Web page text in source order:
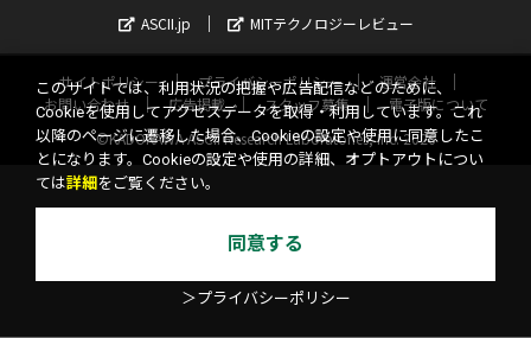
ASCII.jp
MITテクノロジーレビュー
サイトポリシー プライバシーポリシー
運営会社
お問い合わせ
広告掲載 スタッフ募集
電子版について
©KADOKAWA ASCII Research Laboratories, Inc. 2026
このサイトでは、利用状況の把握や広告配信などのために、
Cookieを使用してアクセスデータを取得・利用しています。これ
以降のページに遷移した場合、Cookieの設定や使用に同意したこ
とになります。Cookieの設定や使用の詳細、オプトアウトについ
ては詳細 をご覧ください。
同意する
＞プライバシーポリシー